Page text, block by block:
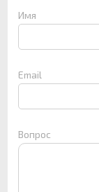
Имя
Email
Вопрос